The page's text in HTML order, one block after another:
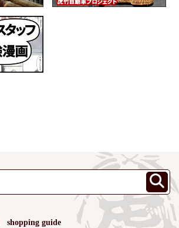
shopping guide